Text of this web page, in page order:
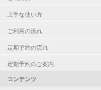
上手な使い方
ご利用の流れ
定期予約の流れ
定期予約のご案内
コンテンツ